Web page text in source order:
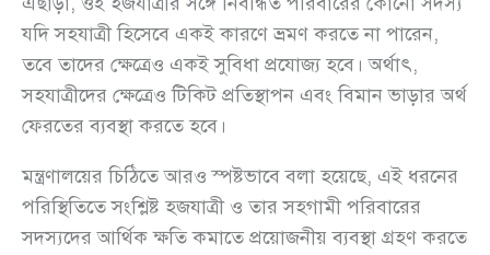
যদি সহযাত্রী হিসেবে একই কারণে ভ্রমণ করতে না পারেন,
তবে তাদের ক্ষেত্রেও একই সুবিধা প্রযোজ্য হবে। অর্থাৎ,
সহযাত্রীদের ক্ষেত্রেও টিকিট প্রতিস্থাপন এবং বিমান ভাড়ার অর্থ
ফেরতের ব্যবস্থা করতে হবে।
মন্ত্রণালয়ের চিঠিতে আরও স্পষ্টভাবে বলা হয়েছে, এই ধরনের
পরিস্থিতিতে সংশ্লিষ্ট হজযাত্রী ও তার সহগামী পরিবারের
সদস্যদের আর্থিক ক্ষতি কমাতে প্রয়োজনীয় ব্যবস্থা গ্রহণ করতে